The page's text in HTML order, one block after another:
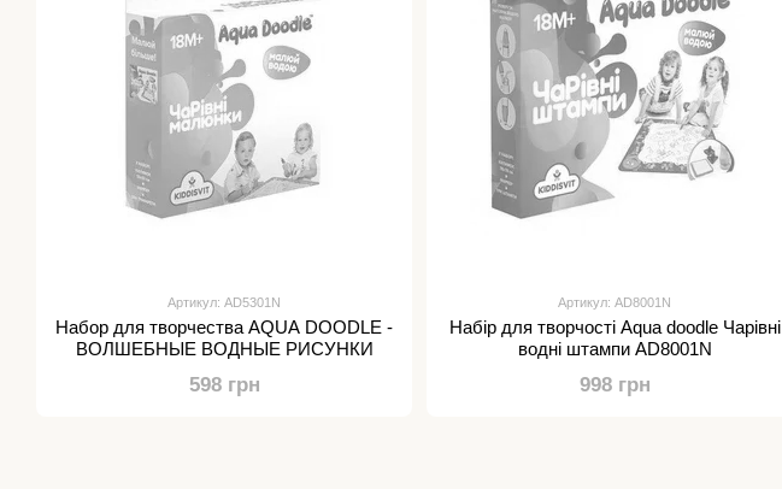
Артикул: AD5301N
Набор для творчества AQUA DOODLE -
ВОЛШЕБНЫЕ ВОДНЫЕ РИСУНКИ
598 грн
Артикул: AD8001N
Набір для творчості Aqua doodle Чарівні
водні штампи AD8001N
998 грн